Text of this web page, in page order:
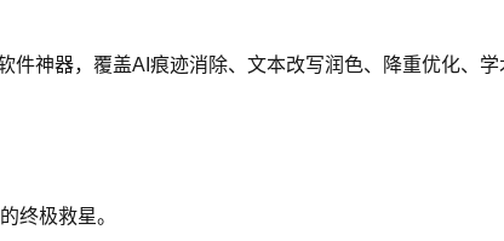
神器，覆盖AI痕迹消除、文本改写润色、降重优化、
终极救星。